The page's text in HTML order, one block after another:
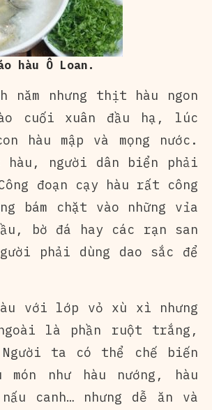
hàu Ô Loan.
năm nhưng thịt hàu ngon
cuối xuân đầu hạ, lúc
hàu mập và mọng nước.
hàu, người dân biển phải
đoạn cạy hàu rất công
bám chặt vào những vỉa
bờ đá hay các rạn san
phải dùng dao sắc để
với lớp vỏ xù xì nhưng
là phần ruột trắng,
ta có thể chế biến
món như hàu nướng, hàu
nấu canh… nhưng dễ ăn và